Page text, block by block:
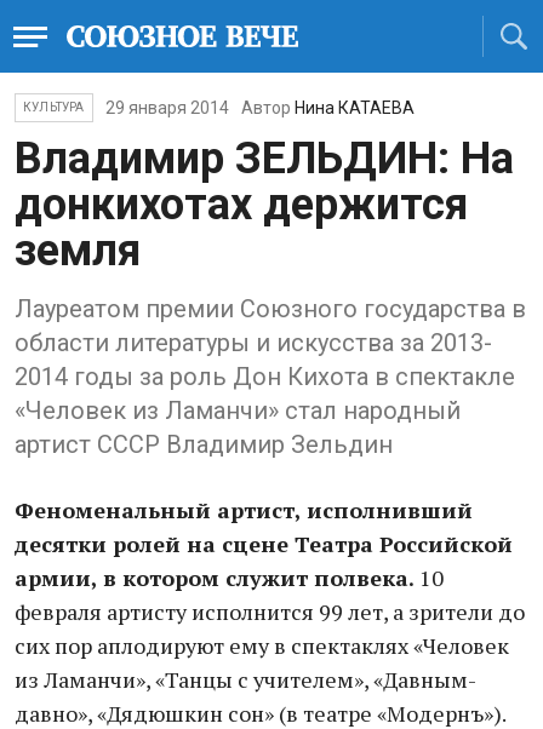
КУЛЬТУРА 29 января 2014 Автор Нина КАТАЕВА
Владимир ЗЕЛЬДИН: На
донкихотах держится
земля
Лауреатом премии Союзного государства в
области литературы и искусства за 2013-
2014 годы за роль Дон Кихота в спектакле
«Человек из Ламанчи» стал народный
артист СССР Владимир Зельдин
Феноменальный артист, исполнивший
десятки ролей на сцене Театра Российской
армии, в котором служит полвека. 10
февраля артисту исполнится 99 лет, а зрители до
сих пор аплодируют ему в спектаклях «Человек
из Ламанчи», «Танцы с учителем», «Давным-
давно», «Дядюшкин сон» (в театре «Модернъ»).